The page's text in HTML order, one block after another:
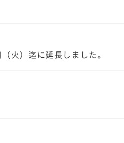
火）迄に延長しました。